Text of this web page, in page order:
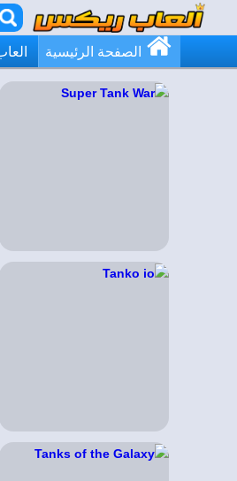
الصفحة الرئيسية